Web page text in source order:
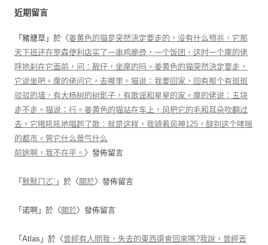
近期留言
「 豬籠草 」於〈姜黄色的猫是突然決定要走的，没有什么预兆，它那
天下班还在罗森便利店买了一串鸡脆骨，一个饭团，这时一个摩的佬
呼地刹在它面前，问：靓仔，坐摩的吗。姜黄色的猫突然決定要走，
它说坐吧。摩的佬问它，去哪里。猫说：我要回家，回有那个有斑斑
驳驳的墙，有大杨树的树影子，有歌谣和星星的家。摩的佬说：五块
走不走。猫说：行。姜黄色的猫站在车上，风把它的毛和耳朵吹翻过
去，它哦吼吼地唱起了歌：就是这样，我骑着风神125，辞别这个哮喘
的都市。管它什么景气什么
前途啊，我不在乎。 〉發佈留言
「 默默ㄇㄛˋ 」於〈 關於〉發佈留言
「 诺啊 」於〈 關於〉發佈留言
「 Atlas 」於〈曾經有人問我，失去的東西還會回來嗎?我說，曾經丟